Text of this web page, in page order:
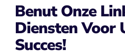
Benut Onze
Diensten Voor
Succes!